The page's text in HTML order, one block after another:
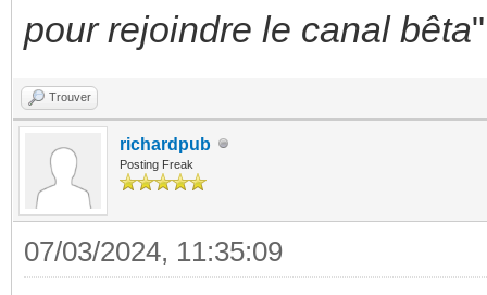
pour rejoindre le canal bêta"
Trouver
richardpub
Posting Freak
07/03/2024, 11:35:09